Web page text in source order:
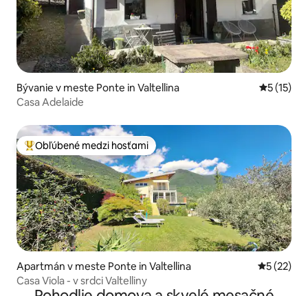
Bývanie v meste Ponte in Valtellina
5 (15)
Casa Adelaide
Najobľúbenejšie medzi hosťami
Obľúbené medzi hosťami
Apartmán v meste Ponte in Valtellina
5 (22)
Casa Viola - v srdci Valtelliny